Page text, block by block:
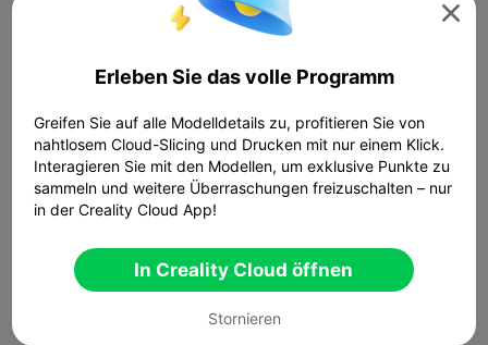

Erleben Sie das volle Programm
Greifen Sie auf alle Modelldetails zu, profitieren Sie von
nahtlosem Cloud-Slicing und Drucken mit nur einem Klick.
Interagieren Sie mit den Modellen, um exklusive Punkte zu
sammeln und weitere Überraschungen freizuschalten – nur
in der Creality Cloud App!
In Creality Cloud öffnen
Stornieren